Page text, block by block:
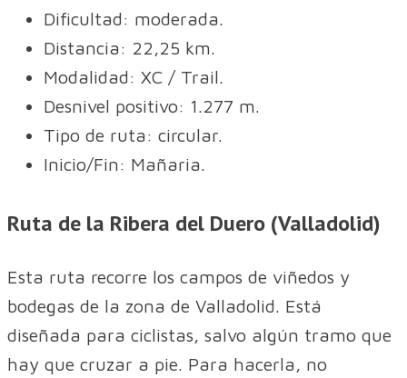
Dificultad: moderada.
Distancia: 22,25 km.
Modalidad: XC / Trail.
Desnivel positivo: 1.277 m.
Tipo de ruta: circular.
Inicio/Fin: Mañaria.
Ruta de la Ribera del Duero (Valladolid)
Esta ruta recorre los campos de viñedos y
bodegas de la zona de Valladolid. Está
diseñada para ciclistas, salvo algún tramo que
hay que cruzar a pie. Para hacerla, no